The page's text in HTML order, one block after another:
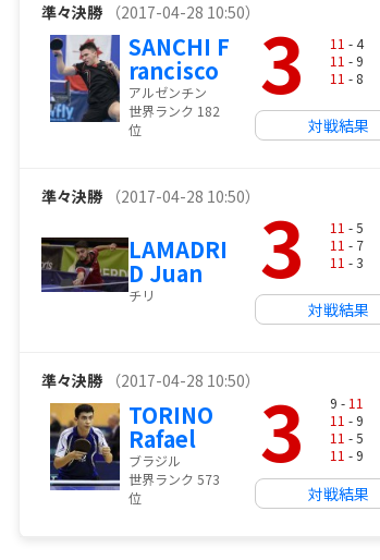
準々決勝 （2017-04-28 10:50）
SANCHI F
rancisco
アルゼンチン
世界ランク 182
位
3 11 - 4
11 - 9
11 - 8
対戦結果
準々決勝 （2017-04-28 10:50）
LAMADRI
D Juan
チリ 3 11 - 5
11 - 7
11 - 3
対戦結果
準々決勝 （2017-04-28 10:50）
TORINO
Rafael
ブラジル
世界ランク 573
位
3 9 - 11
11 - 9
11 - 5
11 - 9
対戦結果